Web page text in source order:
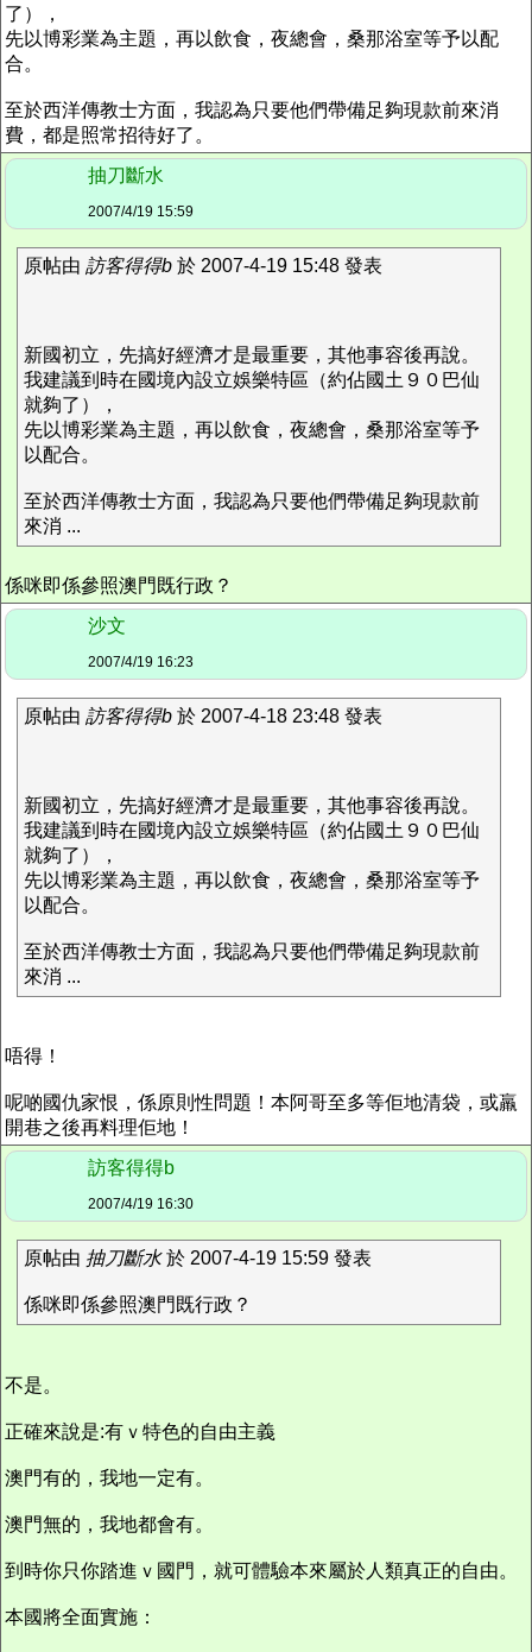
了），
先以博彩業為主題，再以飲食，夜總會，桑那浴室等予以配
合。
至於西洋傳教士方面，我認為只要他們帶備足夠現款前來消
費，都是照常招待好了。
抽刀斷水
2007/4/19 15:59
原帖由 訪客得得b 於 2007-4-19 15:48 發表
新國初立，先搞好經濟才是最重要，其他事容後再說。
我建議到時在國境內設立娛樂特區（約佔國土９０巴仙
就夠了），
先以博彩業為主題，再以飲食，夜總會，桑那浴室等予
以配合。
至於西洋傳教士方面，我認為只要他們帶備足夠現款前
來消 ...
係咪即係參照澳門既行政？
沙文
2007/4/19 16:23
原帖由 訪客得得b 於 2007-4-18 23:48 發表
新國初立，先搞好經濟才是最重要，其他事容後再說。
我建議到時在國境內設立娛樂特區（約佔國土９０巴仙
就夠了），
先以博彩業為主題，再以飲食，夜總會，桑那浴室等予
以配合。
至於西洋傳教士方面，我認為只要他們帶備足夠現款前
來消 ...
唔得！
呢啲國仇家恨，係原則性問題！本阿哥至多等佢地清袋，或羸
開巷之後再料理佢地！
訪客得得b
2007/4/19 16:30
原帖由 抽刀斷水於 2007-4-19 15:59 發表
係咪即係參照澳門既行政？
不是。
正確來說是:有ｖ特色的自由主義
澳門有的，我地一定有。
澳門無的，我地都會有。
到時你只你踏進ｖ國門，就可體驗本來屬於人類真正的自由。
本國將全面實施：